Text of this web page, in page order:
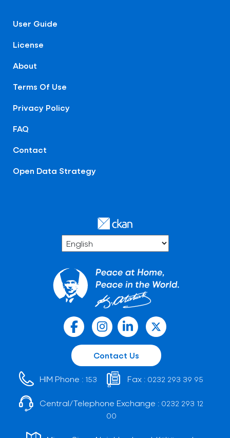
User Guide
License
About
Terms Of Use
Privacy Policy
FAQ
Contact
Open Data Strategy
Contact Us
HIM Phone : 153 Fax : 0232 293 39 95
Central/Telephone Exchange : 0232 293 12
00